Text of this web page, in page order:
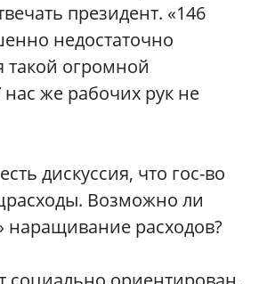
президент. «146
недостаточно
такой огромной
же рабочих рук не
есть дискуссия, что гос-во
Возможно ли
наращивание расходов?